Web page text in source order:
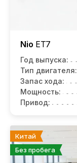
Nio ET7
Год выпуска:
Тип двигателя:
Запас хода:
Мощность:
Привод:
Китай
Без пробега